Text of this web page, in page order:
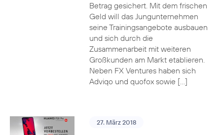
Betrag gesichert. Mit dem frischen
Geld will das Jungunternehmen
seine Trainingsangebote ausbauen
und sich durch die
Zusammenarbeit mit weiteren
Großkunden am Markt etablieren.
Neben FX Ventures haben sich
Adviqo und quofox sowie […]
27. März 2018